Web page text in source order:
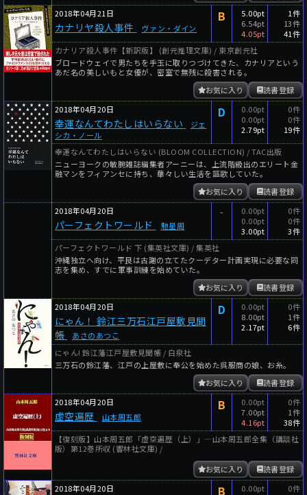
2018年04月21日
カナリヤ殺人事件 ヴァン・ダイン
B
5.00pt
6.54pt
4.05pt
1件
13件
41件
カナリア殺人事件【新訳版】 (創元推理文庫) / 東京創元社
ブロードウェイで男たちを手玉に取りつづけてきた、カナリアという
あだ名の美しいもと女優が、密室で無残に殺害される。
読書登録
お気に入り
2018年04月20日
幸運なんてわたしはいらない
ジェ
シカ・ノール
D
0.00pt
0.00pt
2.79pt
0件
0件
19件
幸運なんてわたしはいらない (BLOOM COLLECTION) / TAC出版
ニューヨークの敏腕雑誌編集者アーニーは、上流階級出のエリート金
融マンをフィアンセに持ち、華々しい生活を謳歌していた。
読書登録
お気に入り
2018年04月20日
パーフェクトワールド 馳星周
-
0.00pt
0.00pt
3.00pt
0件
0件
3件
パーフェクトワールド 下 (集英社文庫) / 集英社
沖縄独立へ向け、平良は古謝の立てたクーデター計画実現に必要な同
志を集め、すでに軍事訓練を始めていた。
読書登録
お気に入り
2018年04月20日
にゃん！ 鈴江三万石江戸屋敷見聞
帳
あさのあつこ
D
0.00pt
8.00pt
2.17pt
0件
1件
6件
にゃん! 鈴江藩江戸屋敷見聞帳 / 白泉社
三万石の鈴江藩、江戸の上屋敷に奉公を始めた呉服商の娘、お糸。
読書登録
お気に入り
2018年04月20日
虚空遍歴 山本周五郎
B
0.00pt
7.00pt
4.16pt
0件
1件
38件
【復刻版】山本周五郎「虚空遍歴（上）」―山本周五郎全集（講談社
版）第12巻所収 (響林社文庫) /
読書登録
お気に入り
2018年04月20日
B
0.00pt
0件